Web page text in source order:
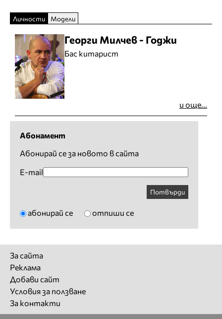
Личности Модели
Георги Милчев - Годжи
Бас китарист
и още...
Абонамент
Абонирай се за новото в сайта
E-mail
Потвърди
абонирай се отпиши се
За сайта
Реклама
Добави сайт
Условия за ползване
За контакти